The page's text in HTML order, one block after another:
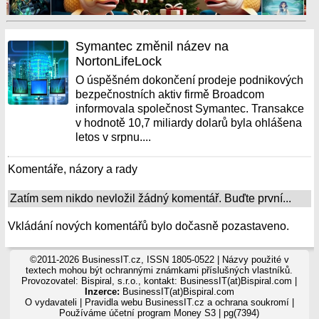
Symantec změnil název na
NortonLifeLock
O úspěšném dokončení prodeje podnikových
bezpečnostních aktiv firmě Broadcom
informovala společnost Symantec. Transakce
v hodnotě 10,7 miliardy dolarů byla ohlášena
letos v srpnu....
Komentáře, názory a rady
Zatím sem nikdo nevložil žádný komentář. Buďte první...
Vkládání nových komentářů bylo dočasně pozastaveno.
©2011-2026 BusinessIT.cz, ISSN 1805-0522 | Názvy použité v
textech mohou být ochrannými známkami příslušných vlastníků.
Provozovatel: Bispiral, s.r.o., kontakt: BusinessIT(at)Bispiral.com |
Inzerce: BusinessIT(at)Bispiral.com
O vydavateli
Pravidla webu BusinessIT.cz a ochrana soukromí|
Používámeúčetní program Money S3 | pg(7394)